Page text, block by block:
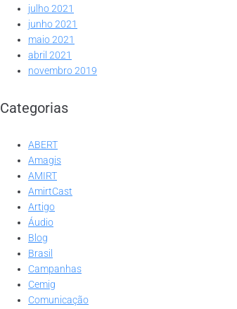
julho 2021
junho 2021
maio 2021
abril 2021
novembro 2019
Categorias
ABERT
Amagis
AMIRT
AmirtCast
Artigo
Áudio
Blog
Brasil
Campanhas
Cemig
Comunicação